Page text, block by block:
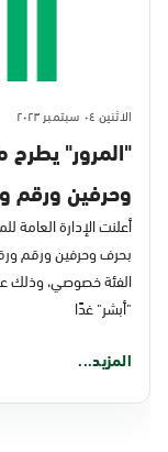
الاثنين ٠٤ سبتمبر ٢٠٢٣
"المرور" يطرح
وحرفين ورقم
منصة "أبشر"
أعلنت الإدارة العامة
الفئة خصوصي، وذلك
"أبشر" غدًا
المزيد...